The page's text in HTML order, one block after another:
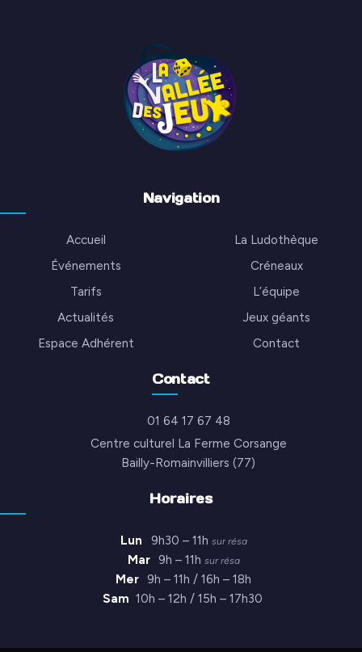
Navigation
Accueil
La Ludothèque
Événements
Créneaux
Tarifs
L’équipe
Actualités
Jeux géants
Espace Adhérent
Contact
Contact
01 64 17 67 48
Centre culturel La Ferme Corsange
Bailly-Romainvilliers (77)
Horaires
Lun 9h30 – 11h sur résa
Mar 9h – 11h sur résa
Mer 9h – 11h / 16h – 18h
Sam 10h – 12h / 15h – 17h30